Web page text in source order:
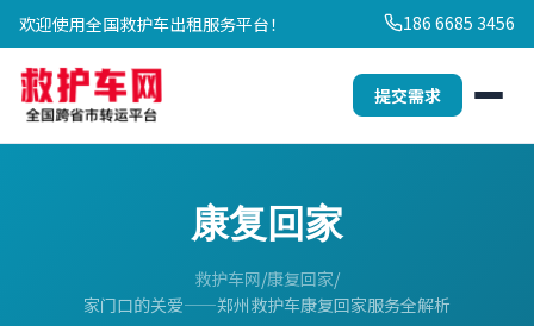
欢迎使用全国救护车出租服务平台！ 186 6685 3456
提交需求
康复回家
救护车网 康复回家
家门口的关爱——郑州救护车康复回家服务全解析